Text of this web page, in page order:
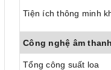
Tiện ích thông minh
Công nghệ âm thanh
Tổng công suất loa